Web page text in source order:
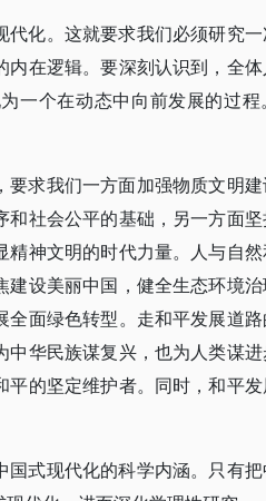
化。这就要求我们必须研究
在逻辑。要深刻认识到，全
一个在动态中向前发展的过程
求我们一方面加强物质文明
社会公平的基础，另一方面
神文明的时代力量。人与自
设美丽中国，健全生态环境
面绿色转型。走和平发展道
华民族谋复兴，也为人类谋
的坚定维护者。同时，和平
式现代化的科学内涵。只有